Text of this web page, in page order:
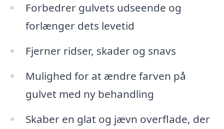
Forbedrer gulvets udseende og
forlænger dets levetid
Fjerner ridser, skader og snavs
Mulighed for at ændre farven på
gulvet med ny behandling
Skaber en glat og jævn overflade, der